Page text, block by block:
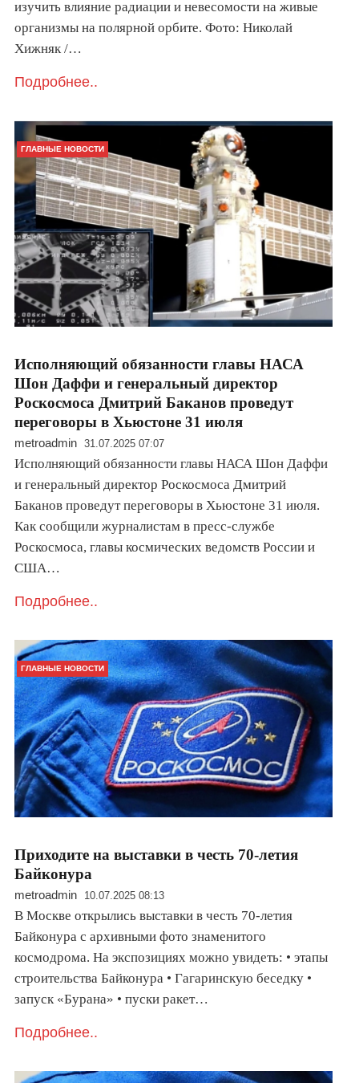
изучить влияние радиации и невесомости на живые
организмы на полярной орбите. Фото: Николай
Хижняк /…
Подробнее..
ГЛАВНЫЕ НОВОСТИ
Исполняющий обязанности главы НАСА
Шон Даффи и генеральный директор
Роскосмоса Дмитрий Баканов проведут
переговоры в Хьюстоне 31 июля
metroadmin 31.07.2025 07:07
Исполняющий обязанности главы НАСА Шон Даффи
и генеральный директор Роскосмоса Дмитрий
Баканов проведут переговоры в Хьюстоне 31 июля.
Как сообщили журналистам в пресс-службе
Роскосмоса, главы космических ведомств России и
США…
Подробнее..
ГЛАВНЫЕ НОВОСТИ
Приходите на выставки в честь 70-летия
Байконура
metroadmin 10.07.2025 08:13
В Москве открылись выставки в честь 70-летия
Байконура с архивными фото знаменитого
космодрома. На экспозициях можно увидеть: • этапы
строительства Байконура • Гагаринскую беседку •
запуск «Бурана» • пуски ракет…
Подробнее..